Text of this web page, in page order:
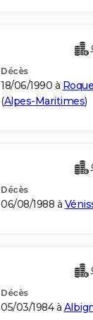
Décès
18/06/1990 à
(Alpes-Maritimes)
Décès
06/08/1988 à
Décès
05/03/1984 à